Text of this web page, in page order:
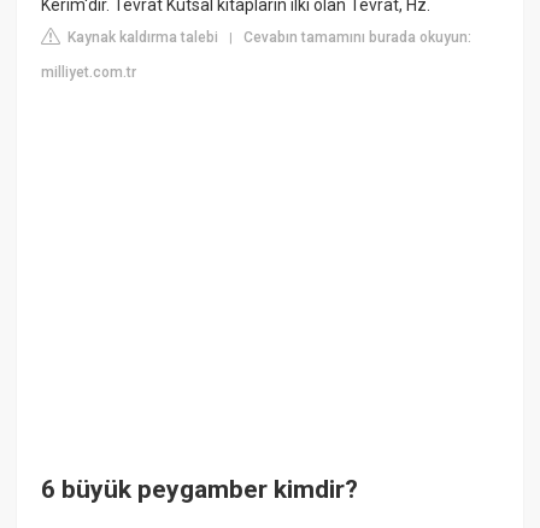
Kerim'dir. Tevrat Kutsal kitapların ilki olan Tevrat, Hz.
Kaynak kaldırma talebi |Cevabın tamamını burada okuyun:
milliyet.com.tr
6 büyük peygamber kimdir?